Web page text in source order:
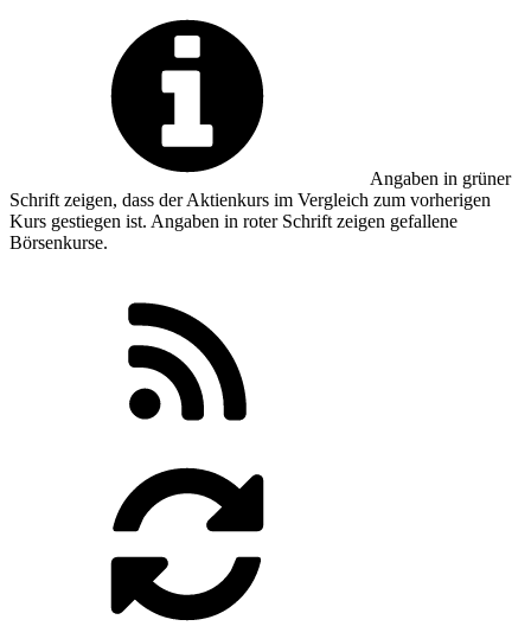
Angaben in grüner
Schrift zeigen, dass der Aktienkurs im Vergleich zum vorherigen
Kurs gestiegen ist. Angaben in roterSchrift zeigen gefallene
Börsenkurse.